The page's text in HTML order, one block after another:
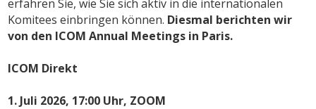
erfahren Sie, wie Sie sich aktiv in die internationalen
Komitees einbringen können. Diesmal berichten wir
von den ICOM Annual Meetings in Paris.
ICOM Direkt
1. Juli 2026, 17:00 Uhr, ZOOM